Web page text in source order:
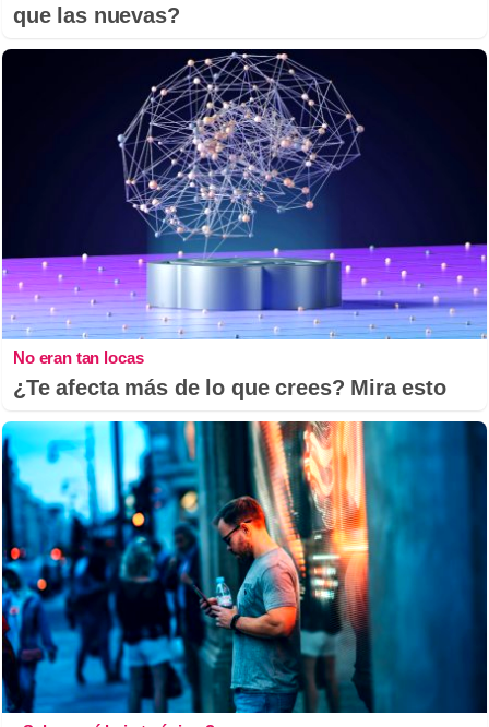
que las nuevas?
No eran tan locas
¿Te afecta más de lo que crees? Mira esto